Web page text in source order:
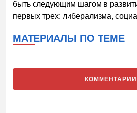
быть следующим шагом в
первых трех: либерализма,
МАТЕРИАЛЫ ПО ТЕМЕ
КОММЕНТАРИИ